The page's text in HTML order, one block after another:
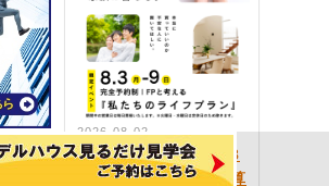
INFO
2026-08-02
2026年8月3日(月)～8
月9日(日) 【家の予算